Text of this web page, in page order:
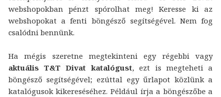
webshopokban pénzt spórolhat meg! Keresse ki az
webshopokat a fenti böngésző segítségével. Nem fog
csalódni bennünk.
Ha mégis szeretne megtekinteni egy régebbi vagy
aktuális T&T Divat katalógust, ezt is megteheti a
böngésző segítségével; ezúttal egy űrlapot közlünk a
katalógusok kikereséséhez. Például írja a böngészőbe a